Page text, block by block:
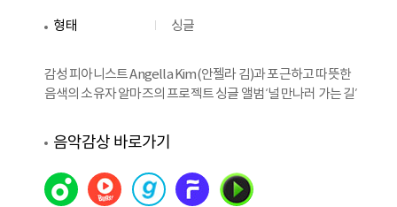
형태 싱글
감성 피아니스트 Angella Kim(안젤라 김)과 포근하고 따뜻한
음색의 소유자 알마즈의 프로젝트 싱글 앨범 ‘널 만나러 가는 길’
음악감상 바로가기